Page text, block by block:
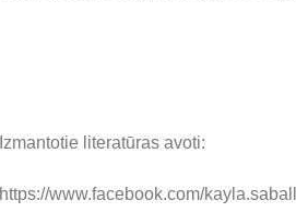
Izmantotie literatūras avoti:
https://www.facebook.com/